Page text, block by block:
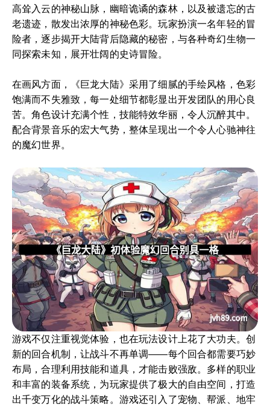
高耸入云的神秘山脉，幽暗诡谲的森林，以及被遗忘的古
老遗迹，散发出浓厚的神秘色彩。玩家扮演一名年轻的冒
险者，逐步揭开大陆背后隐藏的秘密，与各种奇幻生物一
同探索未知，展开壮阔的史诗冒险。
在画风方面，《巨龙大陆》采用了细腻的手绘风格，色彩
饱满而不失雅致，每一处细节都彰显出开发团队的用心良
苦。角色设计充满个性，技能特效华丽，令人沉醉其中。
配合背景音乐的宏大气势，整体呈现出一个令人心驰神往
的魔幻世界。
游戏不仅注重视觉体验，也在玩法设计上花了大功夫。创
新的回合机制，让战斗不再单调——每个回合都需要巧妙
布局，合理利用技能和道具，才能击败强敌。多样的职业
和丰富的装备系统，为玩家提供了极大的自由空间，打造
出千变万化的战斗策略。游戏还引入了宠物、帮派、地牢